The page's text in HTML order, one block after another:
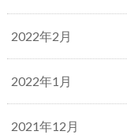
2022年2月
2022年1月
2021年12月